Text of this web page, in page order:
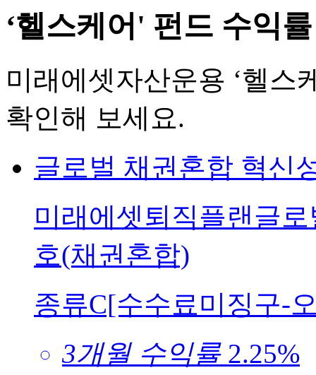
‘헬스케어' 펀드 수익
미래에셋자산운용 ‘헬스
확인해 보세요.
글로벌 채권혼합 혁신
미래에셋퇴직플랜글
호(채권혼합)
종류C[수수료미징구-
3개월 수익률 2.25%